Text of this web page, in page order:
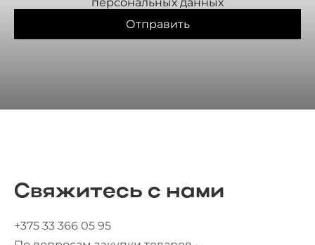
Отправить
Свяжитесь с нами
+375 33 366 05 95